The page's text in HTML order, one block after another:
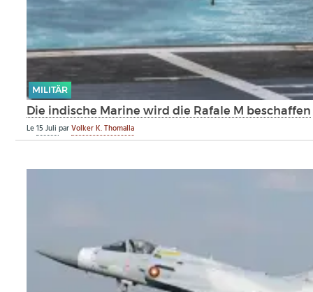
MILITÄR
Die indische Marine wird die Rafale M beschaffen
Le15 JuliparVolker K. Thomalla